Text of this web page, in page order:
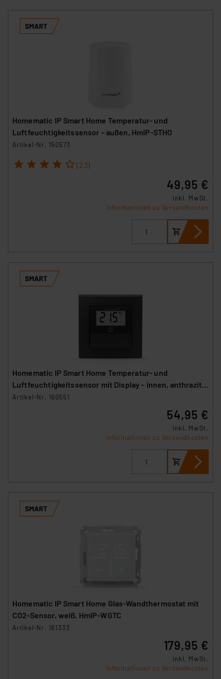
Homematic IP Smart Home Temperatur- und
Luftfeuchtigkeitssensor – außen, HmIP-STHO
Artikel-Nr. 150573
1 2 3 4 5 (23)
49,95 €
inkl. MwSt.
Informationen zu Versandkosten
Homematic IP Smart Home Temperatur- und
Luftfeuchtigkeitssensor mit Display – innen, anthrazit,
HmIP-STHD-A
Artikel-Nr. 160551
54,95 €
inkl. MwSt.
Informationen zu Versandkosten
Homematic IP Smart Home Glas-Wandthermostat mit
CO2-Sensor, weiß, HmIP-WGTC
Artikel-Nr. 161333
179,95 €
inkl. MwSt.
Informationen zu Versandkosten